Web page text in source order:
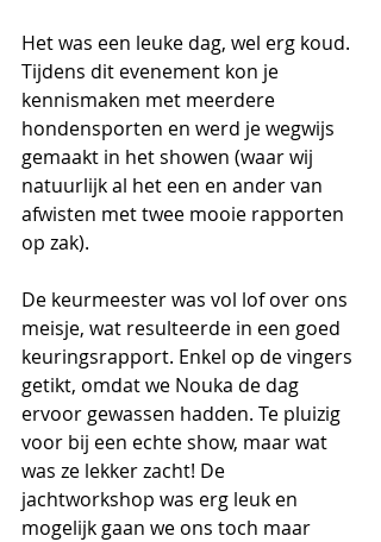
Het was een leuke dag, wel erg koud.
Tijdens dit evenement kon je
kennismaken met meerdere
hondensporten en werd je wegwijs
gemaakt in het showen (waar wij
natuurlijk al het een en ander van
afwisten met twee mooie rapporten
op zak).
De keurmeester was vol lof over ons
meisje, wat resulteerde in een goed
keuringsrapport. Enkel op de vingers
getikt, omdat we Nouka de dag
ervoor gewassen hadden. Te pluizig
voor bij een echte show, maar wat
was ze lekker zacht! De
jachtworkshop was erg leuk en
mogelijk gaan we ons toch maar